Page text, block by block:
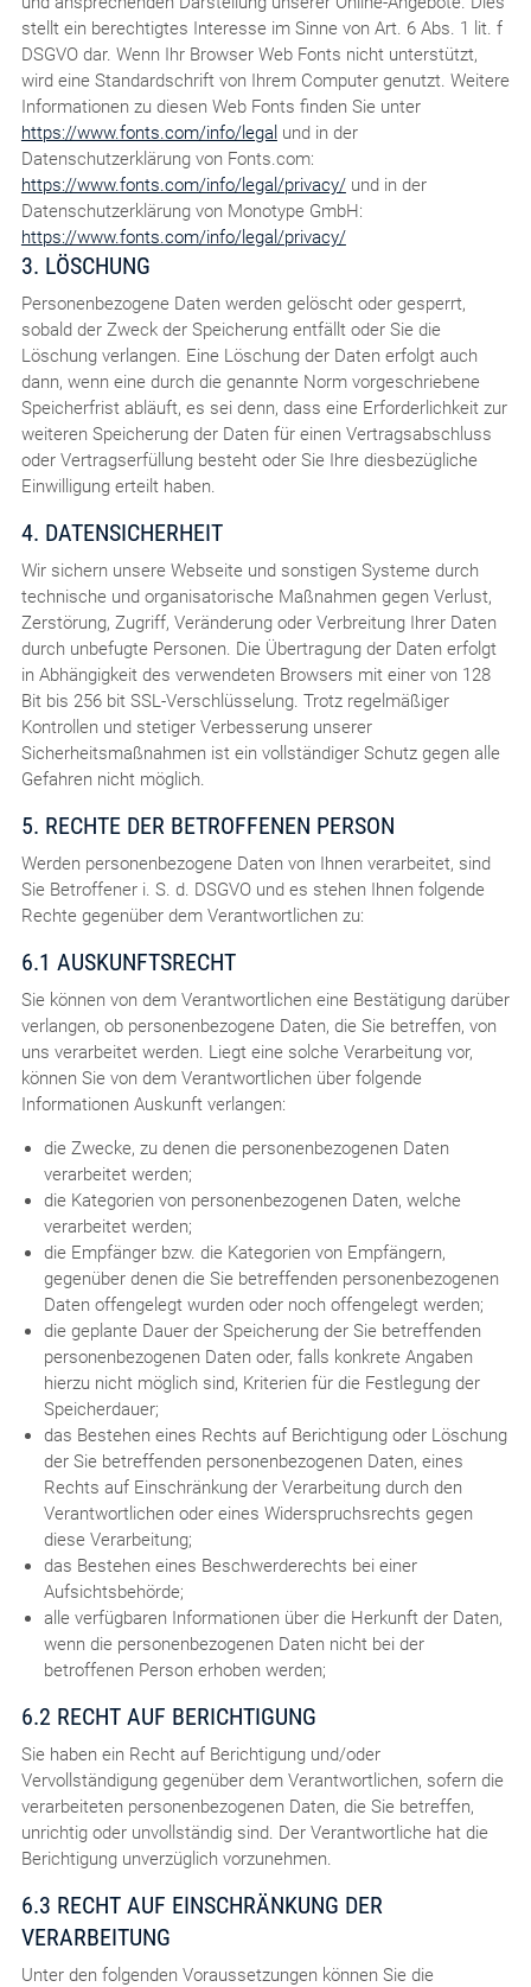
stellt ein berechtigtes Interesse im Sinne von Art. 6 Abs. 1 lit. f
DSGVO dar. Wenn Ihr Browser Web Fonts nicht unterstützt,
wird eine Standardschrift von Ihrem Computer genutzt. Weitere
Informationen zu diesen Web Fonts finden Sie unter
https://www.fonts.com/info/legal und in der
Datenschutzerklärung von Fonts.com:
https://www.fonts.com/info/legal/privacy/und in der
Datenschutzerklärung von Monotype GmbH:
https://www.fonts.com/info/legal/privacy/
3. LÖSCHUNG
Personenbezogene Daten werden gelöscht oder gesperrt,
sobald der Zweck der Speicherung entfällt oder Sie die
Löschung verlangen. Eine Löschung der Daten erfolgt auch
dann, wenn eine durch die genannte Norm vorgeschriebene
Speicherfrist abläuft, es sei denn, dass eine Erforderlichkeit zur
weiteren Speicherung der Daten für einen Vertragsabschluss
oder Vertragserfüllung besteht oder Sie Ihre diesbezügliche
Einwilligung erteilt haben.
4. DATENSICHERHEIT
Wir sichern unsere Webseite und sonstigen Systeme durch
technische und organisatorische Maßnahmen gegen Verlust,
Zerstörung, Zugriff, Veränderung oder Verbreitung Ihrer Daten
durch unbefugte Personen. Die Übertragung der Daten erfolgt
in Abhängigkeit des verwendeten Browsers mit einer von 128
Bit bis 256 bit SSL-Verschlüsselung. Trotz regelmäßiger
Kontrollen und stetiger Verbesserung unserer
Sicherheitsmaßnahmen ist ein vollständiger Schutz gegen alle
Gefahren nicht möglich.
5. RECHTE DER BETROFFENEN PERSON
Werden personenbezogene Daten von Ihnen verarbeitet, sind
Sie Betroffener i. S. d. DSGVO und es stehen Ihnen folgende
Rechte gegenüber dem Verantwortlichen zu:
6.1 AUSKUNFTSRECHT
Sie können von dem Verantwortlichen eine Bestätigung darüber
verlangen, ob personenbezogene Daten, die Sie betreffen, von
uns verarbeitet werden. Liegt eine solche Verarbeitung vor,
können Sie von dem Verantwortlichen über folgende
Informationen Auskunft verlangen:
die Zwecke, zu denen die personenbezogenen Daten
verarbeitet werden;
die Kategorien von personenbezogenen Daten, welche
verarbeitet werden;
die Empfänger bzw. die Kategorien von Empfängern,
gegenüber denen die Sie betreffenden personenbezogenen
Daten offengelegt wurden oder noch offengelegt werden;
die geplante Dauer der Speicherung der Sie betreffenden
personenbezogenen Daten oder, falls konkrete Angaben
hierzu nicht möglich sind, Kriterien für die Festlegung der
Speicherdauer;
das Bestehen eines Rechts auf Berichtigung oder Löschung
der Sie betreffenden personenbezogenen Daten, eines
Rechts auf Einschränkung der Verarbeitung durch den
Verantwortlichen oder eines Widerspruchsrechts gegen
diese Verarbeitung;
das Bestehen eines Beschwerderechts bei einer
Aufsichtsbehörde;
alle verfügbaren Informationen über die Herkunft der Daten,
wenn die personenbezogenen Daten nicht bei der
betroffenen Person erhoben werden;
6.2 RECHT AUF BERICHTIGUNG
Sie haben ein Recht auf Berichtigung und/oder
Vervollständigung gegenüber dem Verantwortlichen, sofern die
verarbeiteten personenbezogenen Daten, die Sie betreffen,
unrichtig oder unvollständig sind. Der Verantwortliche hat die
Berichtigung unverzüglich vorzunehmen.
6.3 RECHT AUF EINSCHRÄNKUNG DER
VERARBEITUNG
Unter den folgenden Voraussetzungen können Sie die